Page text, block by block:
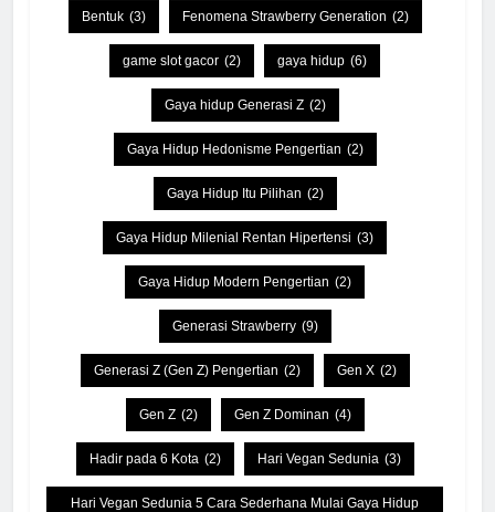
Bentuk (3) Fenomena Strawberry Generation (2)
game slot gacor (2) gaya hidup (6)
Gaya hidup Generasi Z (2)
Gaya Hidup Hedonisme Pengertian (2)
Gaya Hidup Itu Pilihan (2)
Gaya Hidup Milenial Rentan Hipertensi (3)
Gaya Hidup Modern Pengertian (2)
Generasi Strawberry (9)
Generasi Z (Gen Z) Pengertian (2) Gen X (2)
Gen Z (2) Gen Z Dominan (4)
Hadir pada 6 Kota (2) Hari Vegan Sedunia (3)
Hari Vegan Sedunia 5 Cara Sederhana Mulai Gaya Hidup